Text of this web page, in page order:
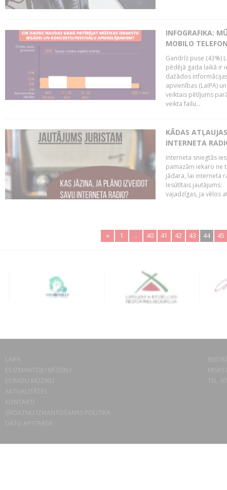
INFOGRAFIKA:
MOBILO
Gandrīz puse (43%)
pēdējā gada laikā ir
dažādos
apvienības (LaIPA)
veiktais pētījums
veikta failu...
KĀDAS
INTERNETA
Interneta sniegtās
pamazām iekaro ne
jādara, lai interneta
Iesūtītais jautājums:
vajadzīgas, ja vēlos
« 1 .. 40 41 42 43 44 45
LAIPA
ES IZMANTOJU MŪZIKU
ES RADU MŪZIKU
AKTUALITĀTES
KONTAKTI
SĪKDATŅU IZMANTOŠANAS POLITIKA
DATU APSTRĀDE
TEL.